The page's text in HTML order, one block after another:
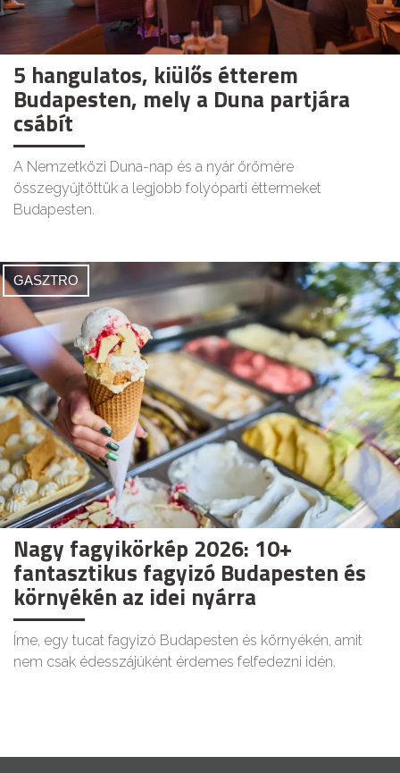
5 hangulatos, kiülős étterem
Budapesten, mely a Duna partjára
csábít
A Nemzetközi Duna-nap és a nyár örömére
összegyűjtöttük a legjobb folyóparti éttermeket
Budapesten.
GASZTRO
Nagy fagyikörkép 2026: 10+
fantasztikus fagyizó Budapesten és
környékén az idei nyárra
Íme, egy tucat fagyizó Budapesten és környékén, amit
nem csak édesszájúként érdemes felfedezni idén.